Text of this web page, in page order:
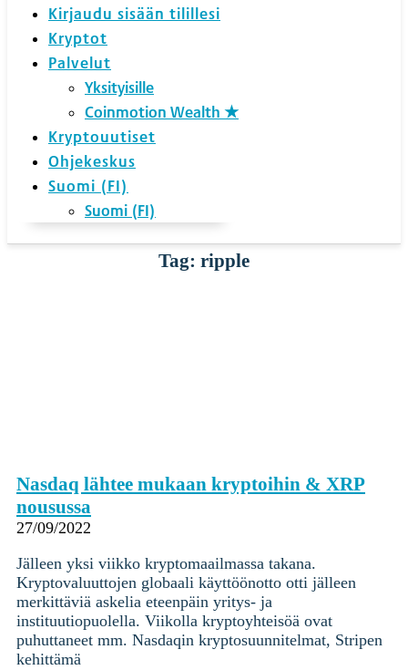
Kirjaudu sisään tilillesi
Kryptot
Palvelut
Yksityisille
Coinmotion Wealth ★
Kryptouutiset
Ohjekeskus
Suomi (FI)
Suomi (FI)
Tag: ripple
Nasdaq lähtee mukaan kryptoihin & XRP
nousussa
27/09/2022
Jälleen yksi viikko kryptomaailmassa takana.
Kryptovaluuttojen globaali käyttöönotto otti jälleen
merkittäviä askelia eteenpäin yritys- ja
instituutiopuolella. Viikolla kryptoyhteisöä ovat
puhuttaneet mm. Nasdaqin kryptosuunnitelmat, Stripen
kehittämä